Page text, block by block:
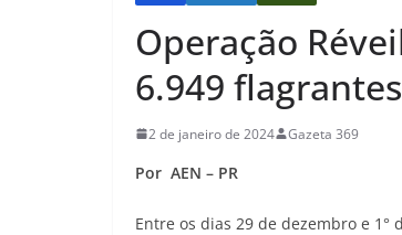
Operação
6.949
2 de janeiro de 2024 Gazeta 369
Por AEN – PR
Entre os dias 29 de dezembro e